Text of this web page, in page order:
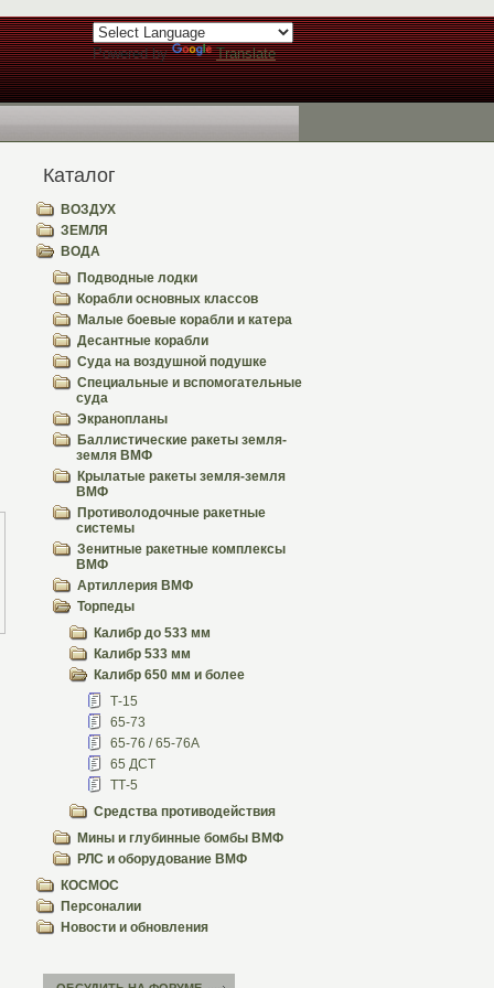
Powered by Translate
Каталог
ВОЗДУХ
ЗЕМЛЯ
ВОДА
Подводные лодки
Корабли основных классов
Малые боевые корабли и катера
Десантные корабли
Суда на воздушной подушке
Специальные и вспомогательные
суда
Экранопланы
Баллистические ракеты земля-
земля ВМФ
Крылатые ракеты земля-земля
ВМФ
Противолодочные ракетные
системы
Зенитные ракетные комплексы
ВМФ
Артиллерия ВМФ
Торпеды
Калибр до 533 мм
Калибр 533 мм
Калибр 650 мм и более
Т-15
65-73
65-76 / 65-76А
65 ДСТ
ТТ-5
Средства противодействия
Мины и глубинные бомбы ВМФ
РЛС и оборудование ВМФ
КОСМОС
Персоналии
Новости и обновления